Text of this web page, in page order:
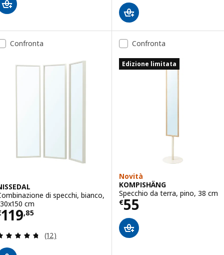
Confronta
di specchi, bianco,
cm
119,85 € 119,85
Recensione: 4.7 fuori da 5 stelle. Totale
(12)
Confronta
Edizione limitata
Novità
KOMPISHÄNG
Specchio da terra, pino, 38 cm
€55
Prezzo € 55